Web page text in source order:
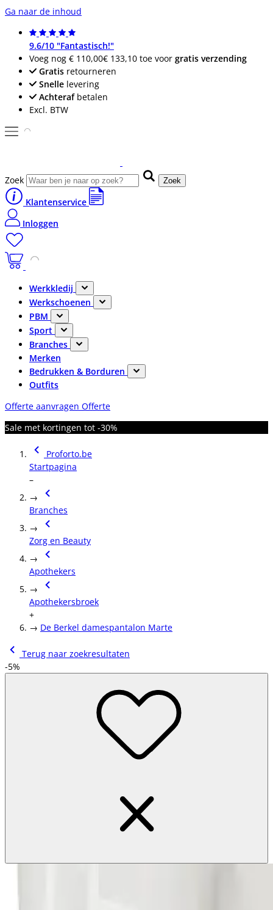
Ga naar de inhoud
9.6/10 "Fantastisch!"
Voeg nog € 110,00€ 133,10 toe voor gratis verzending
Gratis retourneren
Snelle levering
Achterafbetalen
Excl. BTW
Zoek Zoek
Klantenservice
Inloggen
Werkkledij
Werkschoenen
PBM
Sport
Branches
Merken
Bedrukken & Borduren
Outfits
Offerte aanvragen Offerte
Sale met kortingen tot -30%
Proforto.be
Startpagina
–
→
Branches
→
Zorg en Beauty
→
Apothekers
→
Apothekersbroek
+
→ De Berkel damespantalon Marte
Terug naar zoekresultaten
-5%